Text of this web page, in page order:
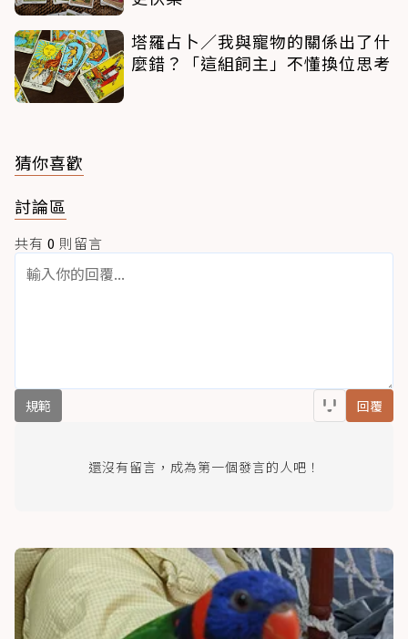
塔羅占卜／我與寵物的關係出了什
麼錯？「這組飼主」不懂換位思考
猜你喜歡
討論區
共有 0 則留言
規範 回覆
還沒有留言，成為第一個發言的人吧！